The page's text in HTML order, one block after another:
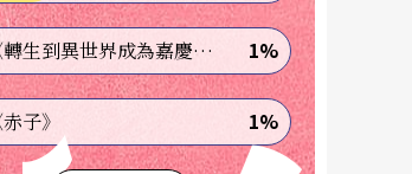
《轉生到異世界成為嘉慶君—發現我的祖先是詐騙集團!?》 1%
赤子》 1%